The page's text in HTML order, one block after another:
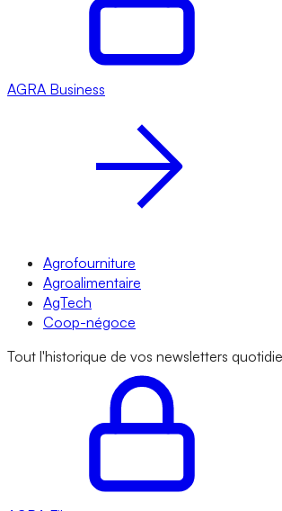
AGRA Business
Agrofourniture
Agroalimentaire
AgTech
Coop-négoce
Tout l'historique de vos newsletters